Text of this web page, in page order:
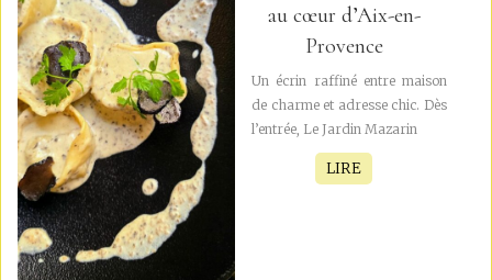
au cœur d’Aix-en-
Provence
Un écrin raffiné entre maison
de charme et adresse chic. Dès
l’entrée, Le Jardin Mazarin
LIRE